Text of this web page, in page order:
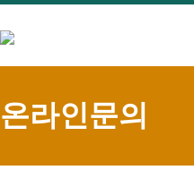
온라인문의